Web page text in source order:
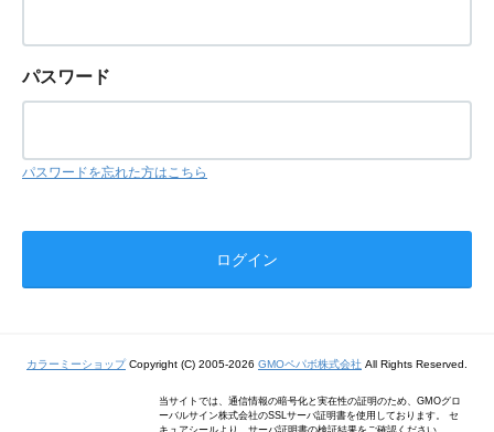
パスワード
パスワードを忘れた方はこちら
カラーミーショップCopyright (C) 2005-2026 GMOペパボ株式会社 All Rights Reserved.
当サイトでは、通信情報の暗号化と実在性の証明のため、GMOグロ
ーバルサイン株式会社のSSLサーバ証明書を使用しております。 セ
キュアシールより、サーバ証明書の検証結果をご確認ください。